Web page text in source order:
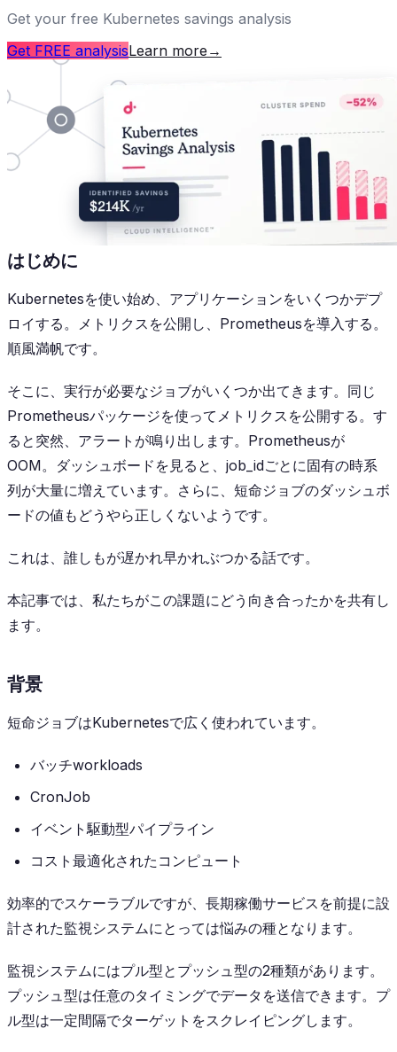
Get your free Kubernetes savings analysis
Get FREE analysisLearn more →
はじめに
Kubernetesを使い始め、アプリケーションをいくつかデプ
ロイする。メトリクスを公開し、Prometheusを導入する。
順風満帆です。
そこに、実行が必要なジョブがいくつか出てきます。同じ
Prometheusパッケージを使ってメトリクスを公開する。す
ると突然、アラートが鳴り出します。Prometheusが
OOM。ダッシュボードを見ると、job_idごとに固有の時系
列が大量に増えています。さらに、短命ジョブのダッシュボ
ードの値もどうやら正しくないようです。
これは、誰しもが遅かれ早かれぶつかる話です。
本記事では、私たちがこの課題にどう向き合ったかを共有し
ます。
背景
短命ジョブはKubernetesで広く使われています。
バッチworkloads
CronJob
イベント駆動型パイプライン
コスト最適化されたコンピュート
効率的でスケーラブルですが、長期稼働サービスを前提に設
計された監視システムにとっては悩みの種となります。
監視システムにはプル型とプッシュ型の2種類があります。
プッシュ型は任意のタイミングでデータを送信できます。プ
ル型は一定間隔でターゲットをスクレイピングします。